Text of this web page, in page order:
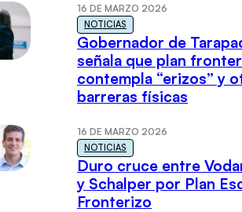
16 DE MARZO 2026
NOTICIAS
Gobernador de
señala que plan
contempla “erizos” y
barreras físicas
16 DE MARZO 2026
NOTICIAS
Duro cruce entre
y Schalper por Plan
Fronterizo